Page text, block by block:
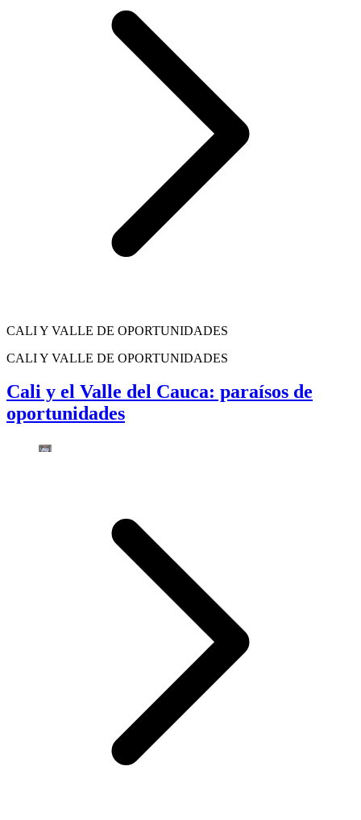
CALI Y VALLE DE OPORTUNIDADES
CALI Y VALLE DE OPORTUNIDADES
Cali y el Valle del Cauca: paraísos de
oportunidades